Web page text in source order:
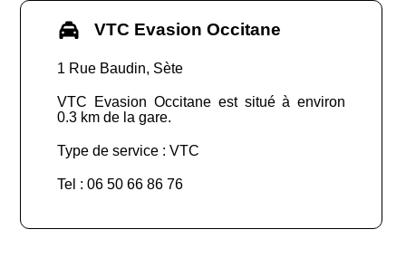
VTC Evasion Occitane
1 Rue Baudin, Sète
VTC Evasion Occitane est situé à environ
0.3 km de la gare.
Type de service : VTC
Tel : 06 50 66 86 76